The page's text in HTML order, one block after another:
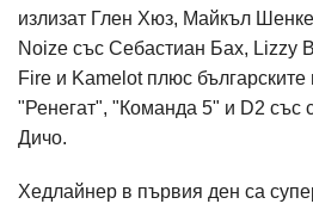
излизат Глен Хюз, Майкъл
Noize със Себастиан Бах, Lizzy
Fire и Kamelot плюс българските
"Ренегат", "Команда 5" и D2 със
Дичо.
Хедлайнер в първия ден са